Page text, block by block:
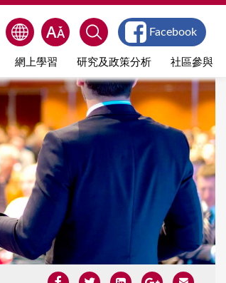
網上學習 研究及政策分析 社區參與
Facebook